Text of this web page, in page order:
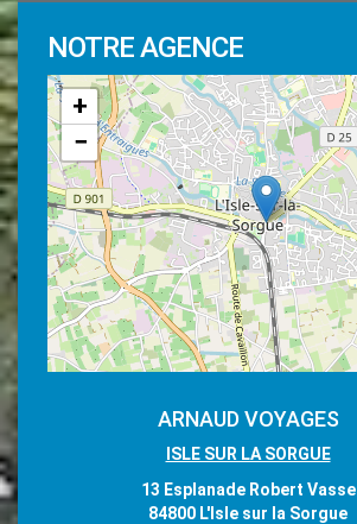
NOTRE AGENCE
+
−
ARNAUD VOYAGES
ISLE SUR LA SORGUE
13 Esplanade Robert Vasse
84800 L'Isle sur la Sorgue